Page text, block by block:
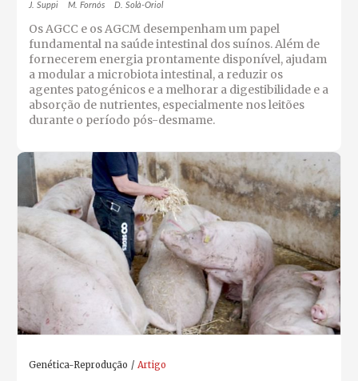
J. Suppi M. Fornós D. Solà-Oriol
Os AGCC e os AGCM desempenham um papel
fundamental na saúde intestinal dos suínos. Além de
fornecerem energia prontamente disponível, ajudam
a modular a microbiota intestinal, a reduzir os
agentes patogénicos e a melhorar a digestibilidade e a
absorção de nutrientes, especialmente nos leitões
durante o período pós-desmame.
Genética-Reprodução Artigo